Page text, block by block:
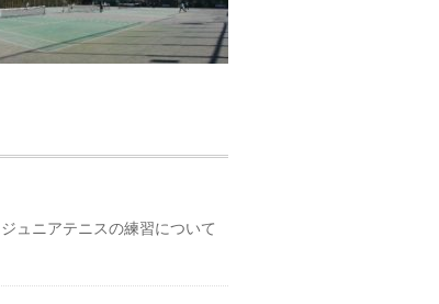
ジュニアテニスの練習について